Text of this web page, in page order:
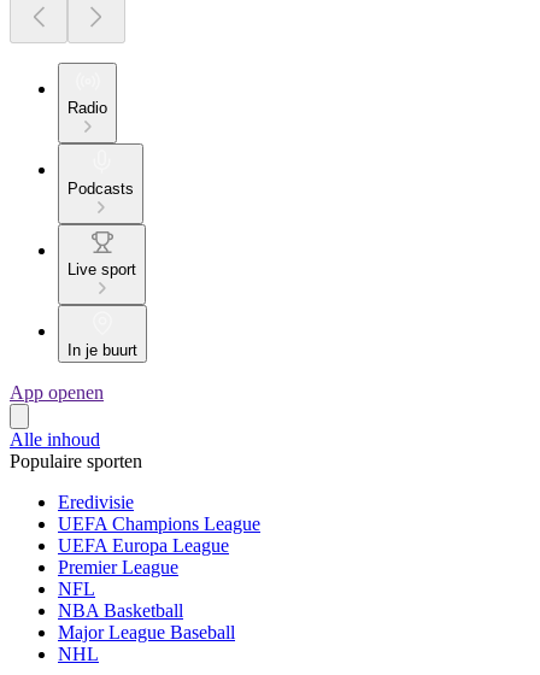
Radio
Podcasts
Live sport
In je buurt
App openen
Alle inhoud
Populaire sporten
Eredivisie
UEFA Champions League
UEFA Europa League
Premier League
NFL
NBA Basketball
Major League Baseball
NHL